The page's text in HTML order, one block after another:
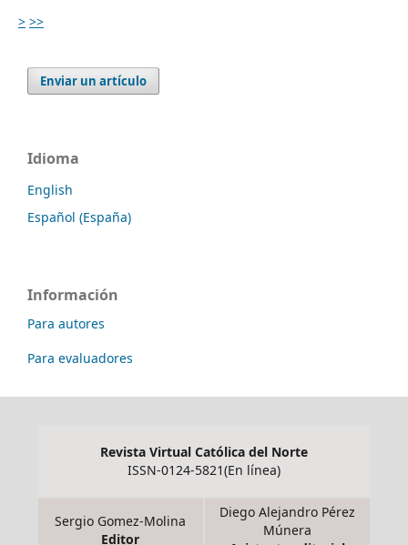
> >>
Enviar un artículo
Idioma
English
Español (España)
Información
Para autores
Para evaluadores
Revista Virtual Católica del Norte
ISSN-0124-5821(En línea)
Sergio Gomez-Molina
Editor
Diego Alejandro Pérez
Múnera